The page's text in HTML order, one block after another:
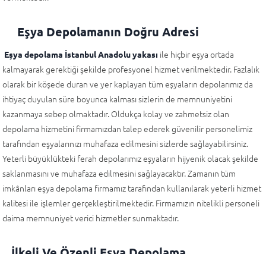
Eşya Depolamanın Doğru Adresi
Eşya depolama İstanbul Anadolu yakası ile hiçbir eşya ortada
kalmayarak gerektiği şekilde profesyonel hizmet verilmektedir. Fazlalık
olarak bir köşede duran ve yer kaplayan tüm eşyaların depolarımız da
ihtiyaç duyulan süre boyunca kalması sizlerin de memnuniyetini
kazanmaya sebep olmaktadır. Oldukça kolay ve zahmetsiz olan
depolama hizmetini firmamızdan talep ederek güvenilir personelimiz
tarafından eşyalarınızı muhafaza edilmesini sizlerde sağlayabilirsiniz.
Yeterli büyüklükteki ferah depolarımız eşyaların hijyenik olacak şekilde
saklanmasını ve muhafaza edilmesini sağlayacaktır. Zamanın tüm
imkânları eşya depolama firmamız tarafından kullanılarak yeterli hizmet
kalitesi ile işlemler gerçekleştirilmektedir. Firmamızın nitelikli personeli
daima memnuniyet verici hizmetler sunmaktadır.